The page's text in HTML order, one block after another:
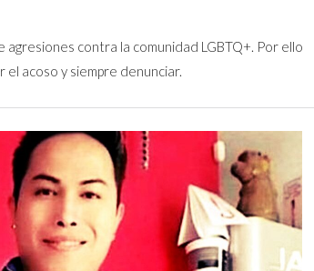
agresiones contra la comunidad LGBTQ+. Por ello
acoso y siempre denunciar.